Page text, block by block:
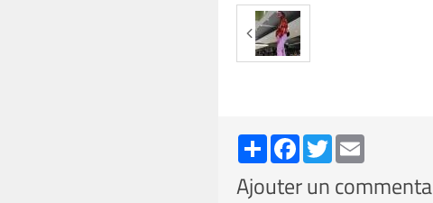
PartagerFacebookTwitterEmail
Ajouter un